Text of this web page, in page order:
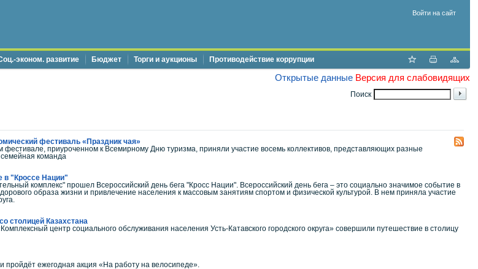
Войти на сайт
эконом. развитие Бюджет Торги и аукционы Противодействие коррупции
Открытые данные Версия для слабовидящих
Поиск
фестиваль «Праздник чая»
приуроченном к Всемирному Дню туризма, приняли участие восемь коллективов, представляющих разные
команда
в "Кроссе Нации"
комплекс" прошел Всероссийский день бега "Кросс Нации". Всероссийский день бега – это социально значимое событие в
образа жизни и привлечение населения к массовым занятиям спортом и физической культурой. В нем приняла участие
столицей Казахстана
центр социального обслуживания населения Усть-Катавского городского округа» совершили путешествие в столицу
пройдёт ежегодная акция «На работу на велосипеде».